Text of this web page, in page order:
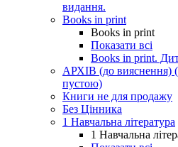
видання.
Books in print
Books in print
Показати всі
Books in print.
АРХІВ (до вияснення)
пустою)
Книги не для продажу
Без Цінника
1 Навчальна література
1 Навчальна